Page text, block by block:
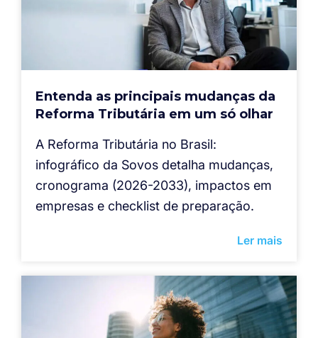
Entenda as principais mudanças da
Reforma Tributária em um só olhar
A Reforma Tributária no Brasil:
infográfico da Sovos detalha mudanças,
cronograma (2026-2033), impactos em
empresas e checklist de preparação.
Ler mais